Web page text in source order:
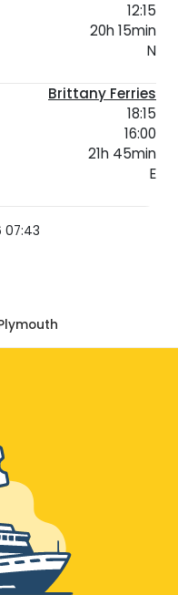
12:15
20h 15min
N
Brittany Ferries
18:15
16:00
21h 45min
E
07:43